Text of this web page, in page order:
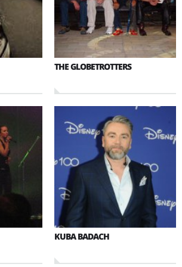
THE GLOBETROTTERS
KUBA BADACH